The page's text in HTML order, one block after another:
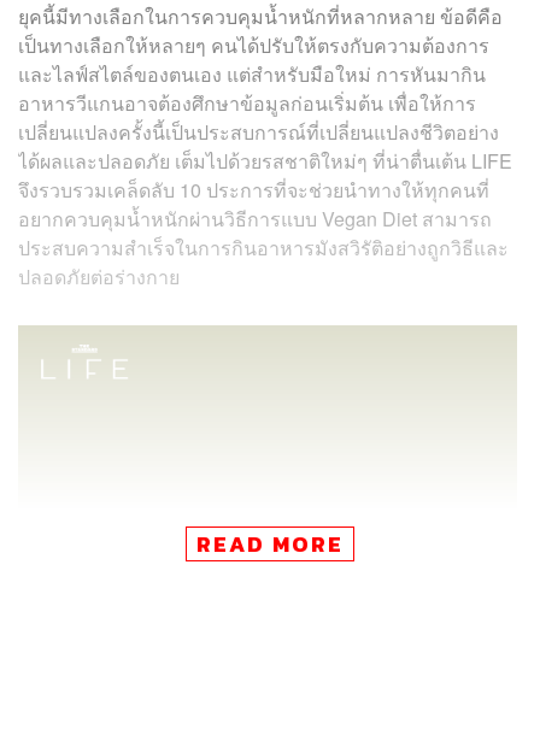
ยุคนี้มีทางเลือกในการควบคุมน้ำหนักที่หลากหลาย ข้อดีคือ
เป็นทางเลือกให้หลายๆ คนได้ปรับให้ตรงกับความต้องการ
และไลฟ์สไตล์ของตนเอง แต่สำหรับมือใหม่ การหันมากิน
อาหารวีแกนอาจต้องศึกษาข้อมูลก่อนเริ่มต้น เพื่อให้การ
เปลี่ยนแปลงครั้งนี้เป็นประสบการณ์ที่เปลี่ยนแปลงชีวิตอย่าง
ได้ผลและปลอดภัย เต็มไปด้วยรสชาติใหม่ๆ ที่น่าตื่นเต้น LIFE
จึงรวบรวมเคล็ดลับ 10 ประการที่จะช่วยนำทางให้ทุกคนที่
อยากควบคุมน้ำหนักผ่านวิธีการแบบ Vegan Diet สามารถ
ประสบความสำเร็จในการกินอาหารมังสวิรัติอย่างถูกวิธีและ
ปลอดภัยต่อร่างกาย
READ MORE